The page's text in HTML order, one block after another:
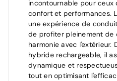
incontournable pour ceux
confort et performances.
une expérience de
de profiter pleinement de
harmonie avec l'extérieur.
hybride rechargeable, il
dynamique et
tout en optimisant